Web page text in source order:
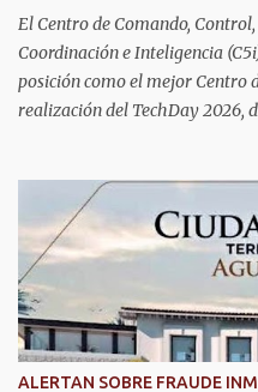
interesados deben acudir a la
El Centro de Comando,
Coordinación e Inteligencia
posición como el mejor Centro
realización del TechDay 2026,
seguridad pública y la atención
reunió a autoridades,
representantes de instituciones
conocimientos y conocer las
materia. La titular del C5i,
reconocimiento es resultado de
infraestructura tecnológica de
ALERTAN SOBRE FRAUDE